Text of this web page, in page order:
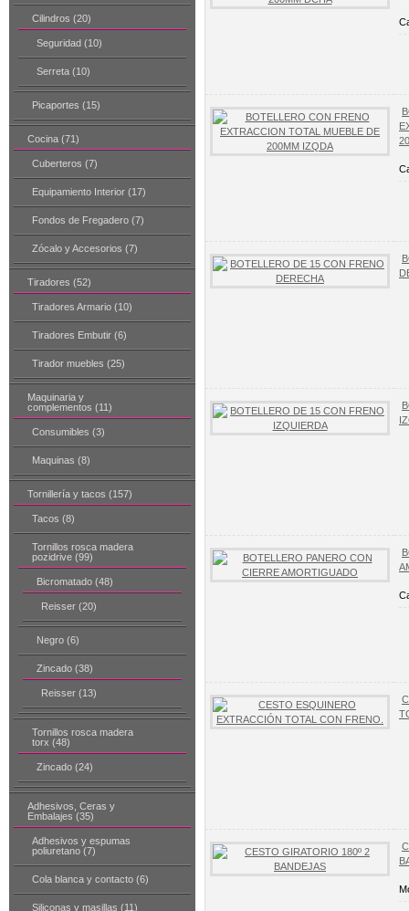
Cilindros (20)
Seguridad (10)
Serreta (10)
Picaportes (15)
Cocina (71)
Cuberteros (7)
Equipamiento Interior (17)
Fondos de Fregadero (7)
Zócalo y Accesorios (7)
Tiradores (52)
Tiradores Armario (10)
Tiradores Embutir (6)
Tirador muebles (25)
Maquinaria y
complementos (11)
Consumibles (3)
Maquinas (8)
Tornillería y tacos (157)
Tacos (8)
Tornillos rosca madera
pozidrive (99)
Bicromatado (48)
Reisser (20)
Negro (6)
Zincado (38)
Reisser (13)
Tornillos rosca madera
torx (48)
Zincado (24)
Adhesivos, Ceras y
Embalajes (35)
Adhesivos y espumas
poliuretano (7)
Cola blanca y contacto (6)
Siliconas y masillas (11)